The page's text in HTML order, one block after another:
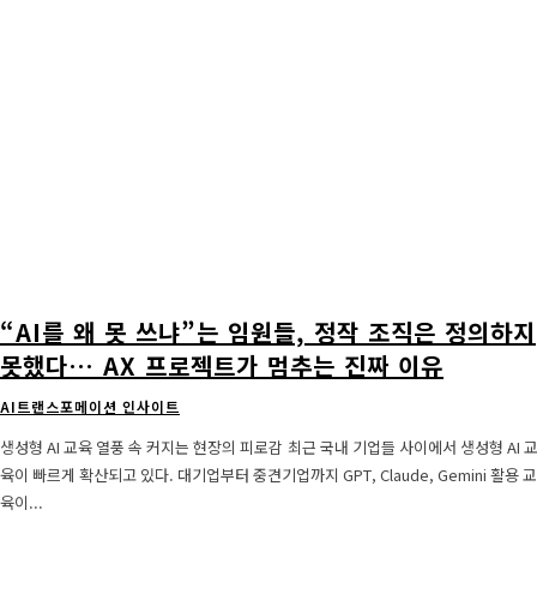
“AI를 왜 못 쓰냐”는 임원들, 정작 조직은 정의하지
못했다… AX 프로젝트가 멈추는 진짜 이유
AI트랜스포메이션 인사이트
생성형 AI 교육 열풍 속 커지는 현장의 피로감 최근 국내 기업들 사이에서 생성형 AI 교
육이 빠르게 확산되고 있다. 대기업부터 중견기업까지 GPT, Claude, Gemini 활용 교
육이...